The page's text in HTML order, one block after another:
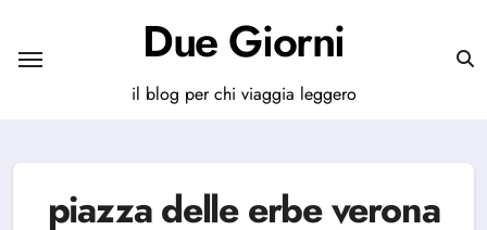
contenuto
Due Giorni
il blog per chi viaggia leggero
piazza delle erbe verona